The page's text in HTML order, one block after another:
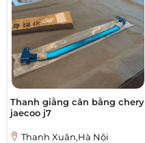
Thanh giằng cân bằng chery
jaecoo j7
Thanh Xuân,Hà Nội